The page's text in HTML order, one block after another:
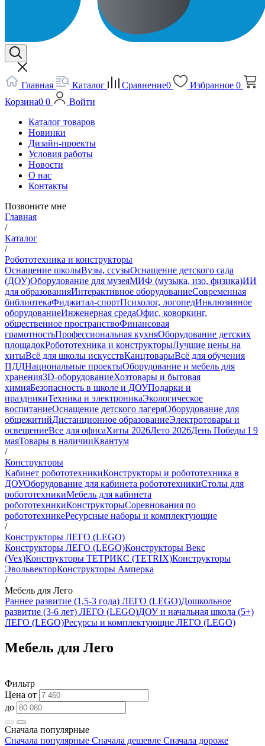
Главная Каталог Сравнение0 Избранное 0
Корзина0 0
Войти
Каталог товаров
Новинки
Дизайн-проекты
Условия работы
Новости
О нас
Контакты
Позвоните мне
Главная
/
Каталог
/
Робототехника и конструкторы
Оснащение школыВузы, ссузыОснащение детского сада
(ДОУ)Оборудование для музеяМИФ (музыка, изо, физика)ИИ
для образованияИнтерактивное оборудованиеСовременная
библиотекаФиджитал-спортПсихолог, логопедИнклюзивное
оборудованиеИнженерная средаОфис, коворкинг,
общественное пространствоФинансовая
грамотностьПрофессиональная кухняОборудование детских
площадокРобототехника и конструкторыЛучшие цены на
хитыВсё для школы искусствКанцтоварыВсё для обучения
ПДДНациональные проектыОборудование и мебель для
хранения3D-оборудованиеХозтовары и бытовая
химияБезопасность в школе и ДОУПодарки и
праздникиТехника и электроникаЭкологическое
воспитаниеОснащение детского лагеряОборудование для
общежитийДистанционное образованиеЭлектротовары и
освещениеВсе для офисаХиты 2026Лето 2026День Победы I 9
маяТовары в наличииКвантум
/
Конструкторы
Кабинет робототехникиКонструкторы и робототехника в
ДОУОборудование для кабинета робототехникиСтолы для
робототехникиМебель для кабинета
робототехникиКонструкторыСоревнования по
робототехникеРесурсные наборы и комплектующие
/
Конструкторы ЛЕГО (LEGO)
Конструкторы ЛЕГО (LEGO)Конструкторы Векс
(Vex)Конструкторы ТЕТРИКС (TETRIX)Конструкторы
ЭвольвекторКонструкторы Амперка
/
Мебель для Лего
Раннее развитие (1,5-3 года) ЛЕГО (LEGO)Дошкольное
развитие (3-6 лет) ЛЕГО (LEGO)ДОУ и начальная школа (5+)
ЛЕГО (LEGO)Ресурсы и комплектующие ЛЕГО (LEGO)
Мебель для Лего
Фильтр
Цена от
до
Сначала популярные
Сначала популярные Сначала дешевле Сначала дороже